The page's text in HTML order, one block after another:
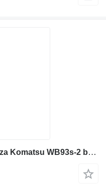
Dempfer drugi delovi motora za Komatsu WB93s-2 bagera-utovarivača